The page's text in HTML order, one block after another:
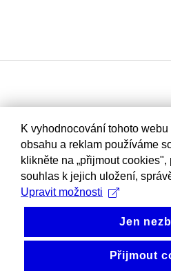
K vyhodnocování tohoto
obsahu a reklam používáme
klikněte na „přijmout
souhlas k jejich uložení,
Upravit možnosti
Jen
Přijmout